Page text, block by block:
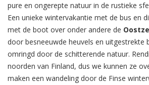
pure en ongerepte natuur in de rustieke
Een unieke wintervakantie met de bus en
met de boot over onder andere de
door besneeuwde heuvels en uitgestrekte
omringd door de schitterende natuur.
noorden van Finland, dus we kunnen ze
maken een wandeling door de Finse